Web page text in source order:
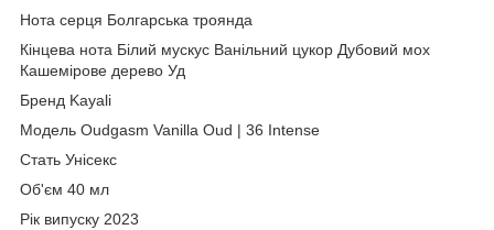
Нота серця Болгарська троянда
Кінцева нота Білий мускус Ванільний цукор Дубовий мох
Кашемірове дерево Уд
Бренд Kayali
Модель Oudgasm Vanilla Oud | 36 Intense
Стать Унісекс
Об'єм 40 мл
Рік випуску 2023